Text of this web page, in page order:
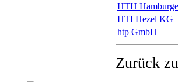
HTH
HTI Hezel KG
htp GmbH
Zurück